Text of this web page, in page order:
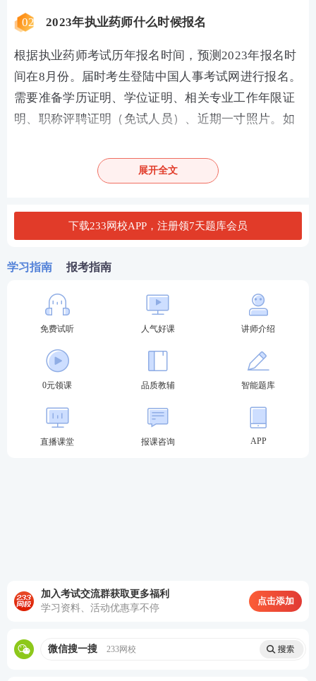
02 2023年执业药师什么时候报名
根据执业药师考试历年报名时间，预测2023年报名时
间在8月份。届时考生登陆中国人事考试网进行报名。
需要准备学历证明、学位证明、相关专业工作年限证
明、职称评聘证明（免试人员）、近期一寸照片。如
服务，不止报名，打印准考证、查分都会有消息提醒
展开全文
下载233网校APP，注册领7天题库会员
学习指南 报考指南
免费试听 人气好课 讲师介绍
0元领课 品质教辅 智能题库
直播课堂 报课咨询 APP
加入考试交流群获取更多福利
学习资料、活动优惠享不停
点击添加
微信搜一搜 233网校